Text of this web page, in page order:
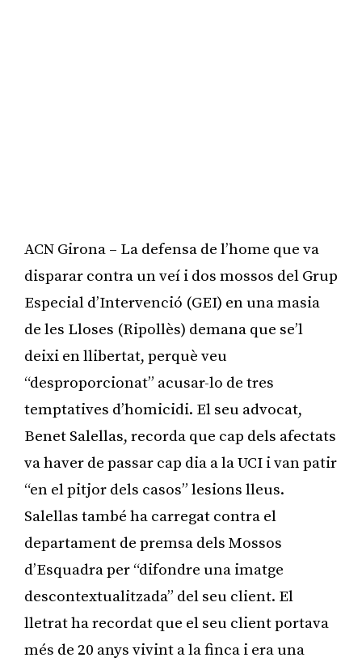
ACN Girona – La defensa de l’home que va
disparar contra un veí i dos mossos del Grup
Especial d’Intervenció (GEI) en una masia
de les Lloses (Ripollès) demana que se’l
deixi en llibertat, perquè veu
“desproporcionat” acusar-lo de tres
temptatives d’homicidi. El seu advocat,
Benet Salellas, recorda que cap dels afectats
va haver de passar cap dia a la UCI i van patir
“en el pitjor dels casos” lesions lleus.
Salellas també ha carregat contra el
departament de premsa dels Mossos
d’Esquadra per “difondre una imatge
descontextualitzada” del seu client. El
lletrat ha recordat que el seu client portava
més de 20 anys vivint a la finca i era una